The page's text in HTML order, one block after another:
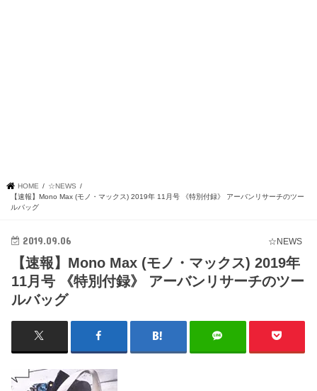
HOME
☆NEWS
【速報】Mono Max (モノ・マックス) 2019年 11月号 《特別付録》 アーバンリサーチのツー
ルバッグ
☆NEWS
2019.09.06
【速報】Mono Max (モノ・マックス) 2019年
11月号 《特別付録》 アーバンリサーチのツー
ルバッグ